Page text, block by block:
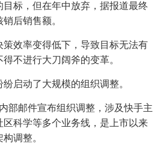
目标，但在年中放弃，据报道最终
后销售额。
效率变得低下，导致目标无法有
不进行大刀阔斧的变革。
启动了大规模的组织调整。
部邮件宣布组织调整，涉及快手主
科学等多个业务线，是上市以来
调整。